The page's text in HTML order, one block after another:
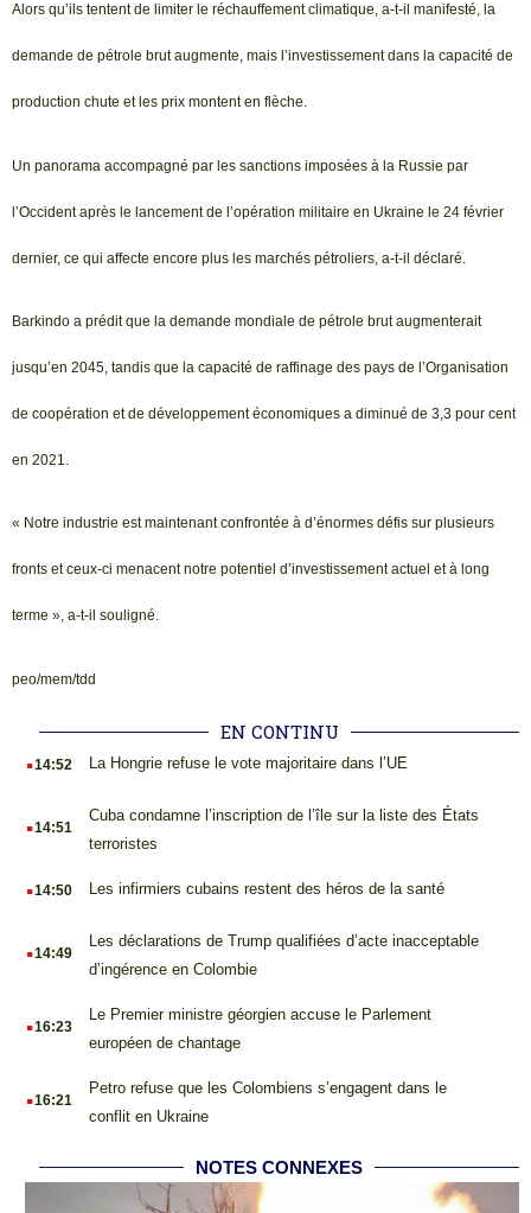
Alors qu’ils tentent de limiter le réchauffement climatique, a-t-il manifesté, la
demande de pétrole brut augmente, mais l’investissement dans la capacité de
production chute et les prix montent en flèche.
Un panorama accompagné par les sanctions imposées à la Russie par
l’Occident après le lancement de l’opération militaire en Ukraine le 24 février
dernier, ce qui affecte encore plus les marchés pétroliers, a-t-il déclaré.
Barkindo a prédit que la demande mondiale de pétrole brut augmenterait
jusqu’en 2045, tandis que la capacité de raffinage des pays de l’Organisation
de coopération et de développement économiques a diminué de 3,3 pour cent
en 2021.
« Notre industrie est maintenant confrontée à d’énormes défis sur plusieurs
fronts et ceux-ci menacent notre potentiel d’investissement actuel et à long
terme », a-t-il souligné.
peo/mem/tdd
EN CONTINU
.14:52 La Hongrie refuse le vote majoritaire dans l’UE
.14:51
Cuba condamne l’inscription de l’île sur la liste des États
terroristes
.14:50 Les infirmiers cubains restent des héros de la santé
.14:49
Les déclarations de Trump qualifiées d’acte inacceptable
d’ingérence en Colombie
.16:23
Le Premier ministre géorgien accuse le Parlement
européen de chantage
.16:21
Petro refuse que les Colombiens s’engagent dans le
conflit en Ukraine
NOTES CONNEXES